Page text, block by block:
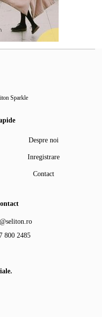
Sparkle
Despre noi
Inregistrare
Contact
800 2485